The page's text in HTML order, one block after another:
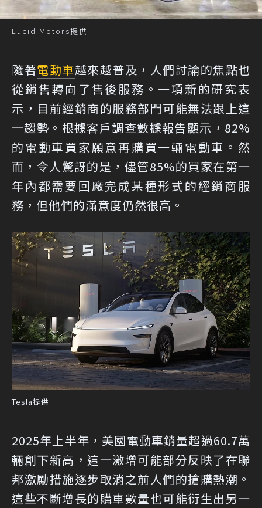
Lucid Motors提供
隨著電動車越來越普及，人們討論的焦點也
從銷售轉向了售後服務。一項新的研究表
示，目前經銷商的服務部門可能無法跟上這
一趨勢。根據客戶調查數據報告顯示，82%
的電動車買家願意再購買一輛電動車。然
而，令人驚訝的是，儘管85%的買家在第一
年內都需要回廠完成某種形式的經銷商服
務，但他們的滿意度仍然很高。
Tesla提供
2025年上半年，美國電動車銷量超過60.7萬
輛創下新高，這一激增可能部分反映了在聯
邦激勵措施逐步取消之前人們的搶購熱潮。
這些不斷增長的購車數量也可能衍生出另一